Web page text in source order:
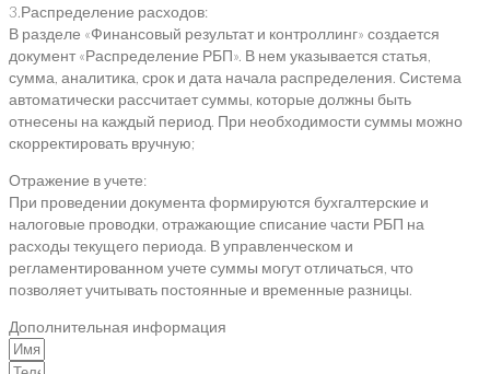
3.Распределение расходов:
В разделе «Финансовый результат и контроллинг» создается
документ «Распределение РБП». В нем указывается статья,
сумма, аналитика, срок и дата начала распределения. Система
автоматически рассчитает суммы, которые должны быть
отнесены на каждый период. При необходимости суммы можно
скорректировать вручную;
Отражение в учете:
При проведении документа формируются бухгалтерские и
налоговые проводки, отражающие списание части РБП на
расходы текущего периода. В управленческом и
регламентированном учете суммы могут отличаться, что
позволяет учитывать постоянные и временные разницы.
Дополнительная информация